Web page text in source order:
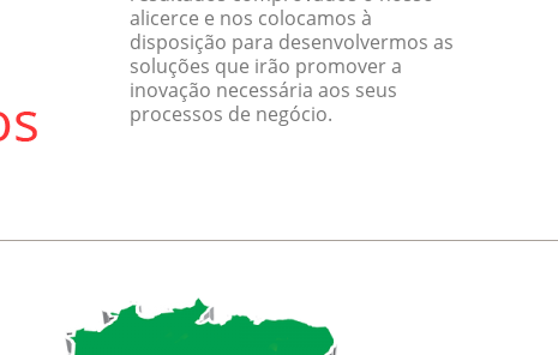
alicerce e nos colocamos à
disposição para desenvolvermos as
soluções que irão promover a
inovação necessária aos seus
processos de negócio.